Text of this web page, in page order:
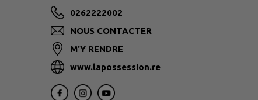
0262222002
NOUS CONTACTER
M'Y RENDRE
www.lapossession.re